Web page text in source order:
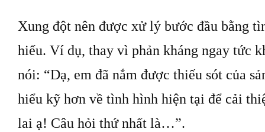
Xung đột nên được xử lý bước đầu bằng
hiểu. Ví dụ, thay vì phản kháng ngay tức
nói: “Dạ, em đã nắm được thiếu sót của
hiểu kỹ hơn về tình hình hiện tại để cải
lai ạ! Câu hỏi thứ nhất là…”.